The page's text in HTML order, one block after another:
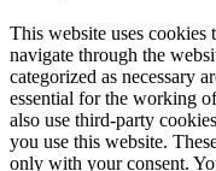
This website uses
navigate through the
categorized as necessary
essential for the working
also use third-party
you use this website.
only with your consent.